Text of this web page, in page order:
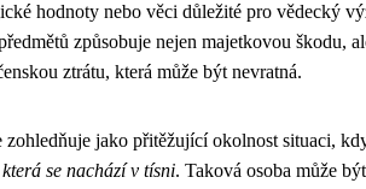
hodnoty nebo věci důležité pro vědecký
způsobuje nejen majetkovou škodu,
ztrátu, která může být nevratná.
zohledňuje jako přitěžující okolnost situaci,
se nachází v tísni. Taková osoba může